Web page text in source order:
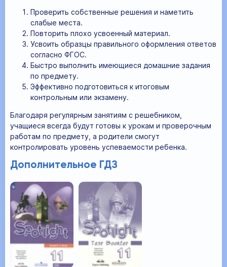
Проверить собственные решения и наметить
слабые места.
Повторить плохо усвоенный материал.
Усвоить образцы правильного оформления ответов
согласно ФГОС.
Быстро выполнить имеющиеся домашние задания
по предмету.
Эффективно подготовиться к итоговым
контрольным или экзамену.
Благодаря регулярным занятиям с решебником,
учащиеся всегда будут готовы к урокам и проверочным
работам по предмету, а родители смогут
контролировать уровень успеваемости ребенка.
Дополнительное ГДЗ